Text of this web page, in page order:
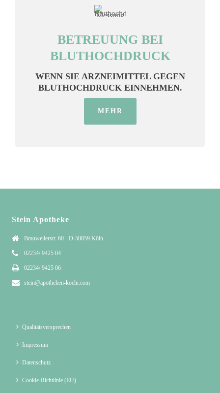
BETREUUNG BEI
BLUTHOCHDRUCK
WENN SIE ARZNEIMITTEL GEGEN
BLUTHOCHDRUCK EINNEHMEN.
MEHR
Stein Apotheke
Brauweilerstr. 60 · D-50859 Köln
02234/ 9425 04
02234/ 9425 06
stein@apotheken-koeln.com
Qualitätsversprechen
Impressum
Datenschutz
Cookie-Richtlinie (EU)